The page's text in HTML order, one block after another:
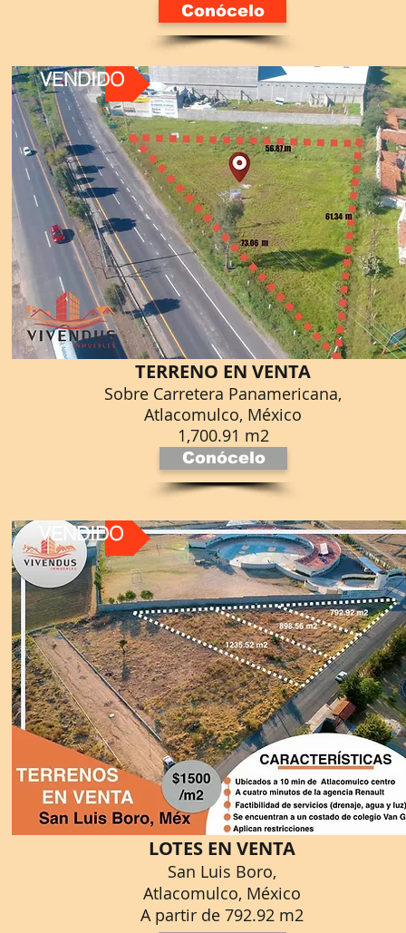
Conócelo
VENDIDO
TERRENO EN VENTA
Sobre Carretera Panamericana,
Atlacomulco, México
1,700.91 m2
Conócelo
VENDIDO
LOTES EN VENTA
San Luis Boro,
Atlacomulco, México
A partir de 792.92 m2